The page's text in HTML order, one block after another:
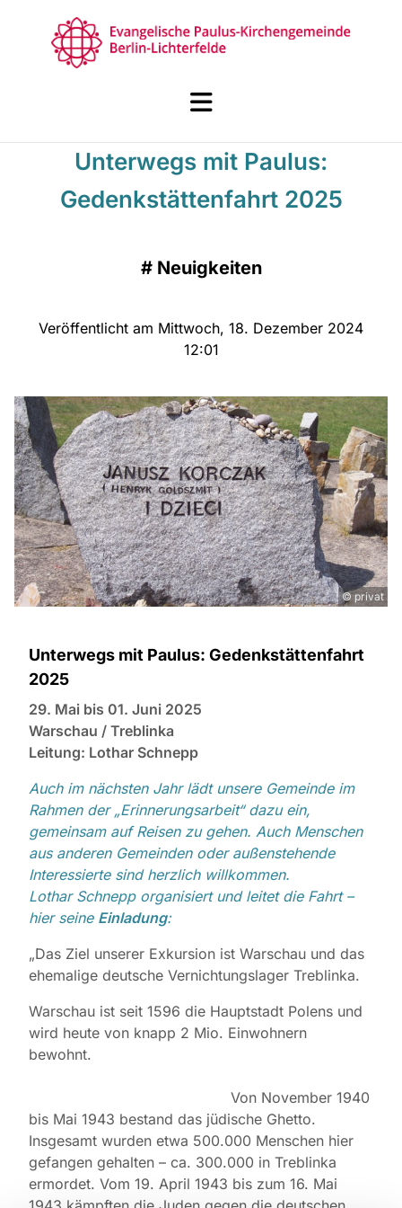
Unterwegs mit Paulus:
Gedenkstättenfahrt 2025
# Neuigkeiten
Veröffentlicht am Mittwoch, 18. Dezember 2024
12:01
© privat
Unterwegs mit Paulus: Gedenkstättenfahrt
2025
29. Mai bis 01. Juni 2025
Warschau / Treblinka
Leitung: Lothar Schnepp
Auch im nächsten Jahr lädt unsere Gemeinde im
Rahmen der „Erinnerungsarbeit“ dazu ein,
gemeinsam auf Reisen zu gehen. Auch Menschen
aus anderen Gemeinden oder außenstehende
Interessierte sind herzlich willkommen.
Lothar Schnepp organisiert und leitet die Fahrt –
hier seine Einladung:
„Das Ziel unserer Exkursion ist Warschau und das
ehemalige deutsche Vernichtungslager Treblinka.
Warschau ist seit 1596 die Hauptstadt Polens und
wird heute von knapp 2 Mio. Einwohnern
bewohnt.
Von November 1940
bis Mai 1943 bestand das jüdische Ghetto.
Insgesamt wurden etwa 500.000 Menschen hier
gefangen gehalten – ca. 300.000 in Treblinka
ermordet. Vom 19. April 1943 bis zum 16. Mai